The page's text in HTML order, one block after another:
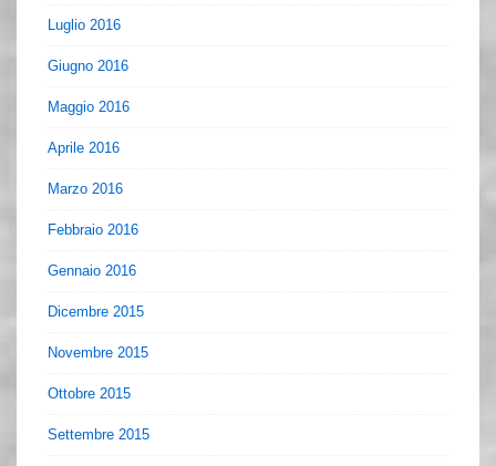
Luglio 2016
Giugno 2016
Maggio 2016
Aprile 2016
Marzo 2016
Febbraio 2016
Gennaio 2016
Dicembre 2015
Novembre 2015
Ottobre 2015
Settembre 2015